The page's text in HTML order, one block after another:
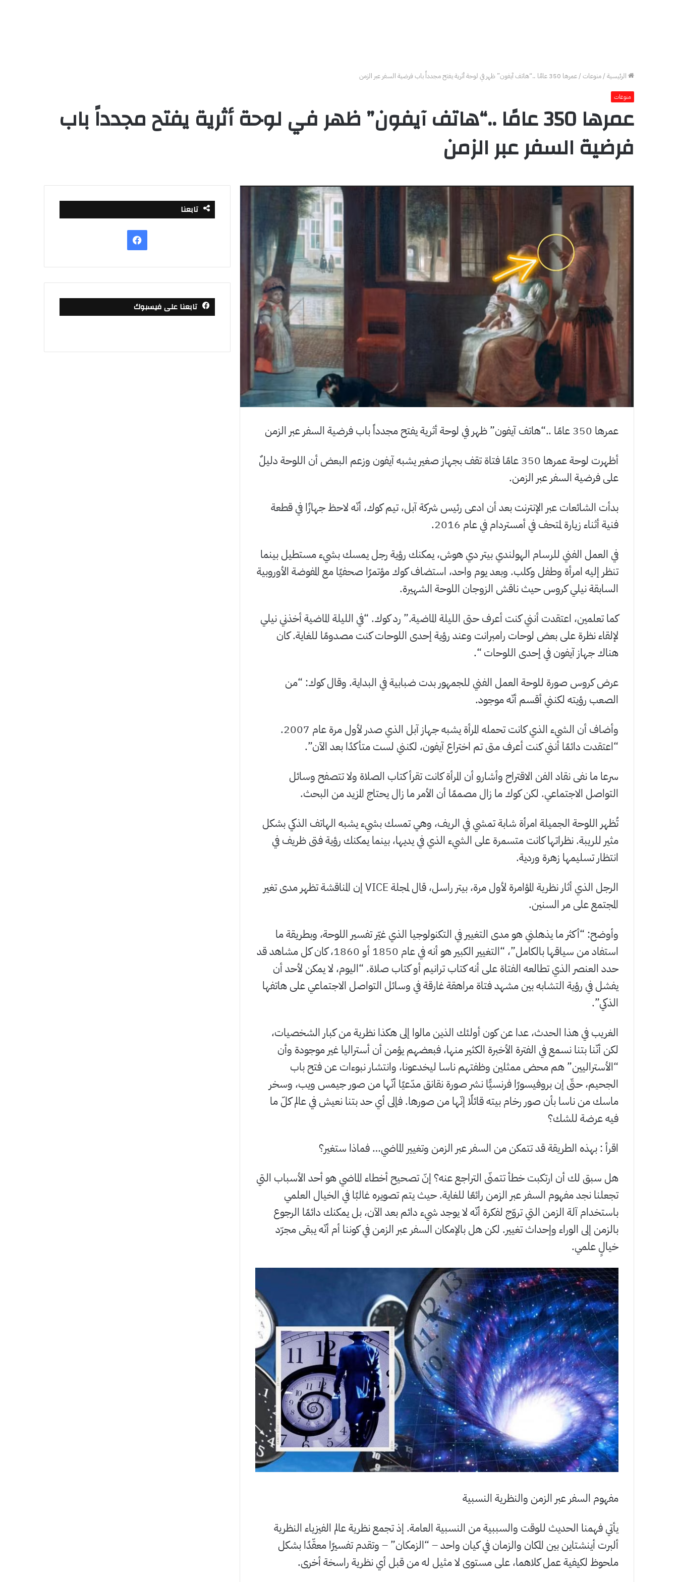
الرئيسية/منوعات/عمرها 350 عامًا ..“هاتف آيفون” ظهر في لوحة أثرية يفتح مجدداً باب فرضية السفر عبر الزمن
منوعات
عمرها 350 عامًا ..“هاتف آيفون” ظهر في لوحة أثرية يفتح مجدداً باب
فرضية السفر عبر الزمن
عمرها 350 عامًا ..“هاتف آيفون” ظهر في لوحة أثرية يفتح مجدداً باب فرضية السفر عبر الزمن
أظهرت لوحة عمرها 350 عامًا فتاة تقف بجهاز صغير يشبه آيفون وزعم البعض أن اللوحة دليلٌ
على فرضية السفر عبر الزمن.
بدأت الشائعات عبر الإنترنت بعد أن ادعى رئيس شركة آبل، تيم كوك، أنّه لاحظ جهازًا في قطعة
فنية أثناء زيارة لمتحف في أمستردام في عام 2016.
في العمل الفني للرسام الهولندي بيتر دي هوش، يمكنك رؤية رجل يمسك بشيء مستطيل بينما
تنظر إليه امرأة وطفل وكلب. وبعد يوم واحد، استضاف كوك مؤتمرًا صحفيًا مع المفوضة الأوروبية
السابقة نيلي كروس حيث ناقش الزوجان اللوحة الشهيرة.
كما تعلمين، اعتقدت أنني كنت أعرف حتى الليلة الماضية.” رد كوك. “في الليلة الماضية أخذني نيلي
لإلقاء نظرة على بعض لوحات رامبرانت وعند رؤية إحدى اللوحات كنت مصدومًا للغاية. كان
هناك جهاز آيفون في إحدى اللوحات “.
عرض كروس صورة للوحة العمل الفني للجمهور بدت ضبابية في البداية. وقال كوك: “من
الصعب رؤيته لكنني أقسم أنّه موجود.
وأضاف أن الشيء الذي كانت تحمله المرأة يشبه جهاز آبل الذي صدر لأول مرة عام 2007.
“اعتقدت دائمًا أنني كنت أعرف متى تم اختراع آيفون، لكنني لست متأكدًا بعد الآن”.
سرعا ما نفى نقاد الفن الاقتراح وأشارو أن المرأة كانت تقرأ كتاب الصلاة ولا تتصفح وسائل
التواصل الاجتماعي. لكن كوك ما زال مصممًا أن الأمر ما زال يحتاج المزيد من البحث.
تُظهر اللوحة الجميلة امرأة شابة تمشي في الريف، وهي تمسك بشيء يشبه الهاتف الذكي بشكل
مثير للريبة. نظراتها كانت متسمرة على الشيء الذي في يديها، بينما يمكنك رؤية فتى ظريف في
انتظار تسليمها زهرة وردية.
الرجل الذي أثار نظرية المؤامرة لأول مرة، بيتر راسل، قال لمجلة VICE إن المناقشة تظهر مدى تغير
المجتمع على مر السنين.
وأوضح: “أكثر ما يذهلني هو مدى التغيير في التكنولوجيا الذي غيّر تفسير اللوحة، وبطريقة ما
استفاد من سياقها بالكامل”، “التغيير الكبير هو أنه في عام 1850 أو 1860، كان كل مشاهد قد
حدد العنصر الذي تطالعه الفتاة على أنه كتاب ترانيم أو كتاب صلاة. “اليوم، لا يمكن لأحد أن
يفشل في رؤية التشابه بين مشهد فتاة مراهقة غارقة في وسائل التواصل الاجتماعي على هاتفها
الذكي”.
الغريب في هذا الحدث، عدا عن كون أولئك الذين مالوا إلى هكذا نظرية من كبار الشخصيات،
لكن أنّنا بتنا نسمع في الفترة الأخبرة الكثير منها، فبعضهم يؤمن أن أستراليا غير موجودة وأن
“الأستراليين” هم محض ممثلين وظفتهم ناسا ليخدعونا، وانتشار نبوءات عن فتح باب
الجحيم، حتّى إن بروفيسورًا فرنسيًّا نشر صورة نقانق مدّعيًا أنّها من صور جيمس ويب، وسخر
ماسك من ناسا بأن صور رخام بيته قائلًا إنّها من صورها. فإلى أي حد بتنا نعيش في عالم كلّ ما
فيه عرضة للشك؟
اقرأ : بهذه الطريقة قد تتمكن من السفر عبر الزمن وتغيير الماضي… فماذا ستغير؟
هل سبق لك أن ارتكبت خطأ تتمنّى التراجع عنه؟ إنّ تصحيح أخطاء الماضي هو أحد الأسباب التي
تجعلنا نجد مفهوم السفر عبر الزمن رائعًا للغاية. حيث يتم تصويره غالبًا في الخيال العلمي
باستخدام آلة الزمن التي تروّج لفكرة أنّه لا يوجد شيء دائم بعد الآن، بل يمكنك دائمًا الرجوع
بالزمن إلى الوراء وإحداث تغيير. لكن هل بالإمكان السفر عبر الزمن في كوننا أم أنّه يبقى مجرّد
خيالٍ علمي.
مفهوم السفر عبر الزمن والنظرية النسبية
يأتي فهمنا الحديث للوقت والسببية من النسبية العامة. إذ تجمع نظرية عالم الفيزياء النظرية
ألبرت أينشتاين بين المكان والزمان في كيان واحد – “الزمكان” – وتقدم تفسيرًا معقّدًا بشكل
ملحوظ لكيفية عمل كلاهما، على مستوى لا مثيل له من قبل أي نظرية راسخة أخرى.
تابعنا
فيسبوك
تابعنا على فيسبوك